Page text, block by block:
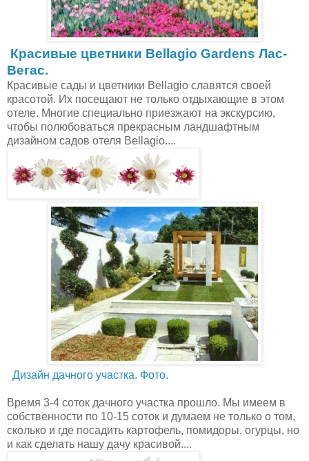
Красивые цветники Bellagio Gardens Лас-
Вегас.
Красивые сады и цветники Bellagio славятся своей
красотой. Их посещают не только отдыхающие в этом
отеле. Многие специально приезжают на экскурсию,
чтобы полюбоваться прекрасным ландшафтным
дизайном садов отеля Bellagio....
Дизайн дачного участка. Фото.
Время 3-4 соток дачного участка прошло. Мы имеем в
собственности по 10-15 соток и думаем не только о том,
сколько и где посадить картофель, помидоры, огурцы, но
и как сделать нашу дачу красивой....